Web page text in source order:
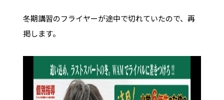
冬期講習のフライヤーが途中で切れていたので、再
掲します。